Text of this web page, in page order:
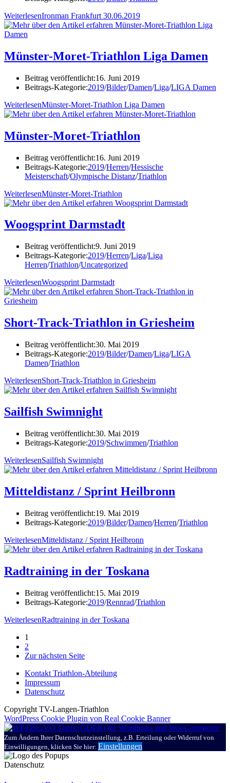
WeiterlesenIronman Frankfurt 30.06.2019
Münster-Moret-Triathlon Liga Damen
Beitrag veröffentlicht:16. Juni 2019
Beitrags-Kategorie:2019/Bilder/Damen/Liga/LIGA Damen
WeiterlesenMünster-Moret-Triathlon Liga Damen
Münster-Moret-Triathlon
Beitrag veröffentlicht:16. Juni 2019
Beitrags-Kategorie:2019/Herren/Hessische
Meisterschaft/Olympische Distanz/Triathlon
WeiterlesenMünster-Moret-Triathlon
Woogsprint Darmstadt
Beitrag veröffentlicht:9. Juni 2019
Beitrags-Kategorie:2019/Herren/Liga/Liga
Herren/Triathlon/Uncategorized
WeiterlesenWoogsprint Darmstadt
Short-Track-Triathlon in Griesheim
Beitrag veröffentlicht:30. Mai 2019
Beitrags-Kategorie:2019/Bilder/Damen/Liga/LIGA
Damen/Triathlon
WeiterlesenShort-Track-Triathlon in Griesheim
Sailfish Swimnight
Beitrag veröffentlicht:30. Mai 2019
Beitrags-Kategorie:2019/Schwimmen/Triathlon
WeiterlesenSailfish Swimnight
Mitteldistanz / Sprint Heilbronn
Beitrag veröffentlicht:19. Mai 2019
Beitrags-Kategorie:2019/Bilder/Damen/Herren/Triathlon
WeiterlesenMitteldistanz / Sprint Heilbronn
Radtraining in der Toskana
Beitrag veröffentlicht:15. Mai 2019
Beitrags-Kategorie:2019/Rennrad/Triathlon
WeiterlesenRadtraining in der Toskana
1
2
Zur nächsten Seite
Kontakt Triathlon-Abteilung
Impressum
Datenschutz
Copyright TV-Langen-Triathlon
WordPress Cookie Plugin von Real Cookie Banner
Zum Ändern Ihrer Datenschutzeinstellung, z.B. Erteilung oder Widerruf von
Einwilligungen, klicken Sie hier: Einstellungen
Datenschutz